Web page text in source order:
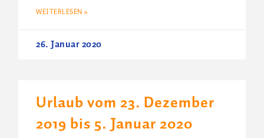
WEITERLESEN »
26. Januar 2020
Urlaub vom 23. Dezember
2019 bis 5. Januar 2020